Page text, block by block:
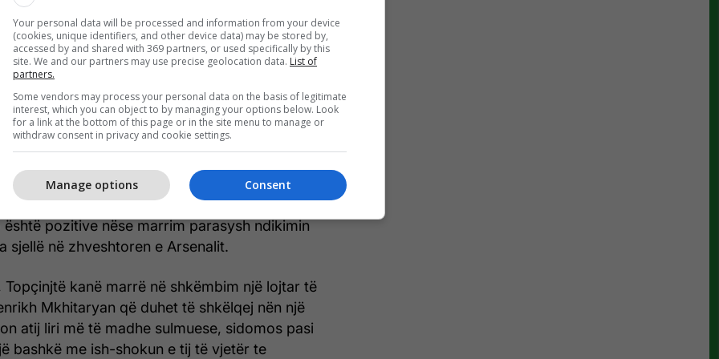
çuan te goli se sa Petr Cech (katër gola).
kalimtar i janarit ka shkuar më mirë se sa tifozët
Arsenalit kanë mundur të paramendojnë.
muajin duke u përballur me idenë e humbjes së
të mëdha, Alexis Sanchez dhe Mesut Ozil -
në parametra zero.
është paraqitur në fanellën e Manchester
pozitive nëse marrim parasysh ndikimin
sjellë në zhveshtoren e Arsenalit.
Topçinjtë kanë marrë në shkëmbim një lojtar të
Mkhitaryan që duhet të shkëlqej nën një
atij liri më të madhe sulmuese, sidomos pasi
bashkë me ish-shokun e tij të vjetër te
Your personal data will be processed and information from your device
(cookies, unique identifiers, and other device data) may be stored by,
accessed by and shared with 369 partners, or used specifically by this
site. We and our partners may use precise geolocation data. List of
partners.
Some vendors may process your personal data on the basis of legitimate
interest, which you can object to by managing your options below. Look
for a link at the bottom of this page or in the site menu to manage or
withdraw consent in privacy and cookie settings.
Consent
Manage options